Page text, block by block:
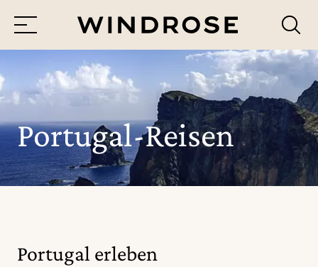
Reiseziele
Reisethemen
Jetzt Anfrage senden
Portugal-Reisen
Portugal erleben